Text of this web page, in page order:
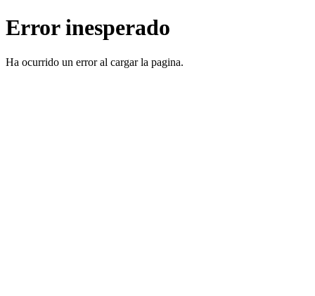
Error inesperado
Ha ocurrido un error al cargar la pagina.